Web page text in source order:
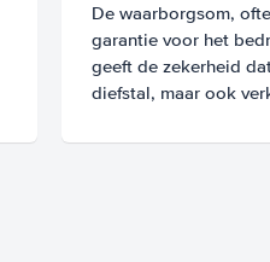
De waarborgsom,
garantie voor het
geeft de zekerheid
diefstal, maar ook